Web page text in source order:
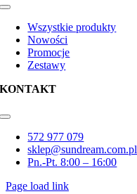
Toggle
NavigationWszystkie produkty
Nowości
Promocje
Zestawy
KONTAKT
Toggle
Navigation572 977 079
sklep@sundream.com.pl
Pn.-Pt. 8:00 – 16:00
Page load link